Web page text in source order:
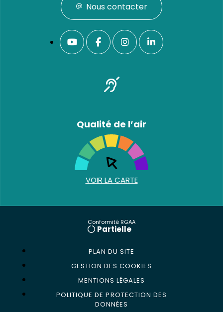
Nous contacter
Qualité de l’air
VOIR LA CARTE
Conformité RGAA
Partielle
PLAN DU SITE
GESTION DES COOKIES
MENTIONS LÉGALES
POLITIQUE DE PROTECTION DES
DONNÉES